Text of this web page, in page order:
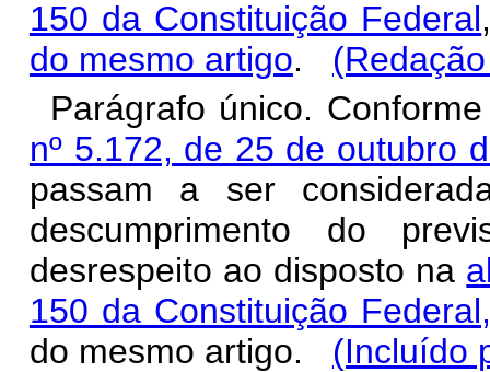
150 da Constituição Federal
do mesmo artigo.
Parágrafo único.
nº 5.172, de 25 de outubro
passam a ser
descumprimento do
desrespeito ao disposto na
150 da Constituição
do mesmo artigo. (Incluído